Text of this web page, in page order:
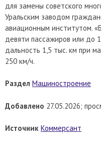
для замены советского
Уральским заводом
авиационным институтом.
девяти пассажиров или до
дальность 1,5 тыс. км при
250 км/ч.
Раздел Машиностроение
Добавлено 27.05.2026;
Источник Коммерсант